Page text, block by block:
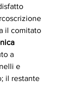
il comitato
a
e
il restante